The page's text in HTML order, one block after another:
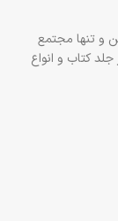
و تنها مجتمع
کتاب و انواع